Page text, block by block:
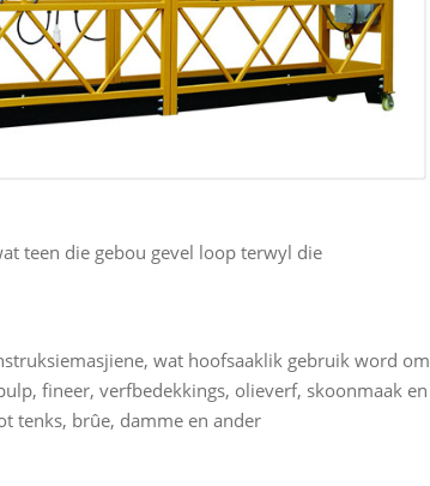
teen die gebou gevel loop terwyl die
wat hoofsaaklik gebruik word om
fineer, verfbedekkings, olieverf, skoonmaak en
tenks, brûe, damme en ander